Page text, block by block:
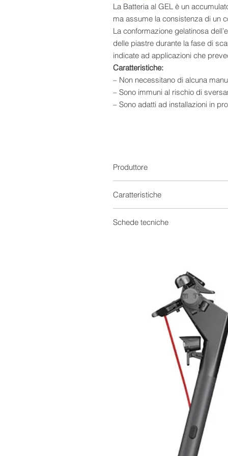
La Batteria al GEL è un
ma assume la consistenza di un
La conformazione gelatinosa
delle piastre durante la fase di
indicate ad applicazioni che
Caratteristiche:
– Non necessitano di alcuna
– Sono immuni al rischio di
– Sono adatti ad installazioni in
Produttore
Caratteristiche
Batterie Solari
Schede tecniche